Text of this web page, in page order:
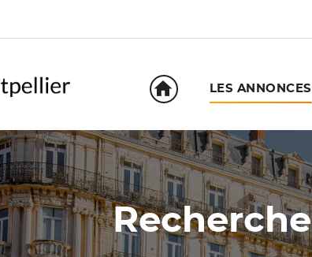
󰋜 LES ANNONCES